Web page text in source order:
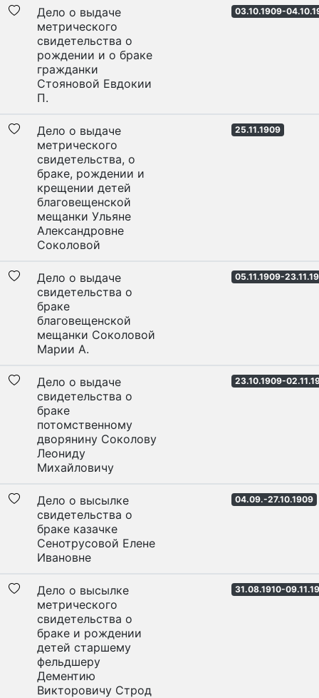
Дело о выдаче
метрического
свидетельства о
рождении и о браке
гражданки
Стояновой Евдокии
П.
03.10.1909-
Дело о выдаче
метрического
свидетельства, о
браке, рождении и
крещении детей
благовещенской
мещанки Ульяне
Александровне
Соколовой
25.11.1909
Дело о выдаче
свидетельства о
браке
благовещенской
мещанки Соколовой
Марии А.
05.11.1909-
Дело о выдаче
свидетельства о
браке
потомственному
дворянину Соколову
Леониду
Михайловичу
23.10.1909-
Дело о высылке
свидетельства о
браке казачке
Сенотрусовой Елене
Ивановне
04.09.-27.10.1909
Дело о высылке
метрического
свидетельства о
браке и рождении
детей старшему
фельдшеру
Дементию
Викторовичу Строд
31.08.1910-